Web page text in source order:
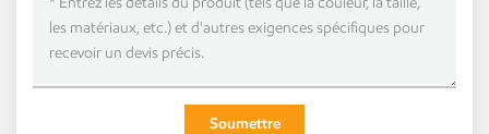
Soumettre